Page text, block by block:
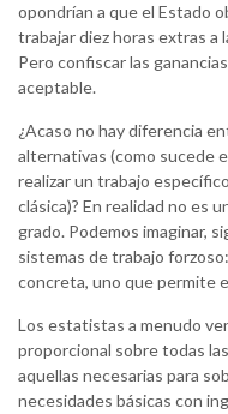
opondrían a que el Estado
trabajar diez horas extras a
Pero confiscar las
aceptable.
¿Acaso no hay diferencia
alternativas (como sucede
realizar un trabajo
clásica)? En realidad no es
grado. Podemos imaginar,
sistemas de trabajo
concreta, uno que permite
Los estatistas a menudo
proporcional sobre todas
aquellas necesarias para
necesidades básicas con